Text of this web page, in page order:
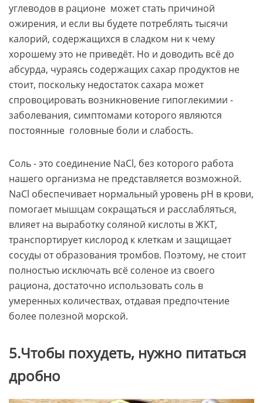
углеводов в рационе может стать причиной
ожирения, и если вы будете потреблять тысячи
калорий, содержащихся в сладком ни к чему
хорошему это не приведёт. Но и доводить всё до
абсурда, чураясь содержащих сахар продуктов не
стоит, поскольку недостаток сахара может
спровоцировать возникновение гипоглекимии -
заболевания, симптомами которого являются
постоянные головные боли и слабость.
Соль - это соединение NaCl, без которого работа
нашего организма не представляется возможной.
NaCl обеспечивает нормальный уровень pH в крови,
помогает мышцам сокращаться и расслабляться,
влияет на выработку соляной кислоты в ЖКТ,
транспортирует кислород к клеткам и защищает
сосуды от образования тромбов. Поэтому, не стоит
полностью исключать всё соленое из своего
рациона, достаточно использовать соль в
умеренных количествах, отдавая предпочтение
более полезной морской.
5.Чтобы похудеть, нужно питаться
дробно